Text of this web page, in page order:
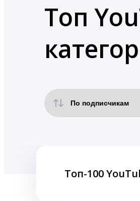
Топ
Топ-100